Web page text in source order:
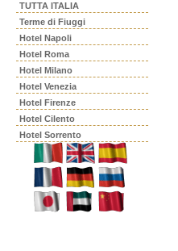
TUTTA ITALIA
Terme di Fiuggi
Hotel Napoli
Hotel Roma
Hotel Milano
Hotel Venezia
Hotel Firenze
Hotel Cilento
Hotel Sorrento